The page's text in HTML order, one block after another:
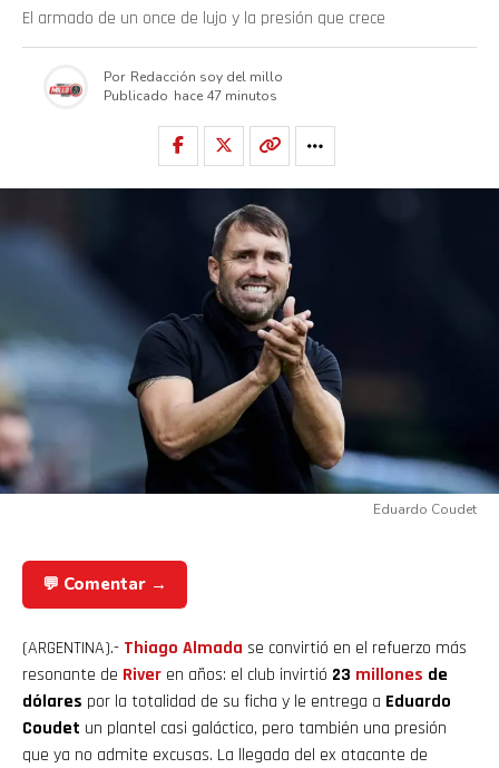
El armado de un once de lujo y la presión que crece
Por Redacción soy del millo
Publicado hace 47 minutos
Eduardo Coudet
💬 Comentar →
(ARGENTINA).- Thiago Almada se convirtió en el refuerzo más
resonante de River en años: el club invirtió 23 millones de
dólares por la totalidad de su ficha y le entrega a Eduardo
Coudet un plantel casi galáctico, pero también una presión
que ya no admite excusas. La llegada del ex atacante de